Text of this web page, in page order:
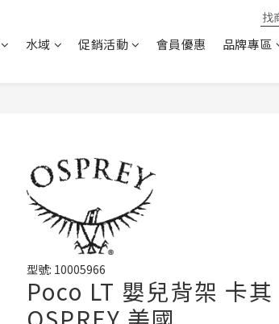
水域 促銷活動 會員優惠 品牌專區
型號: 10005966
Poco LT 嬰兒背架 卡其